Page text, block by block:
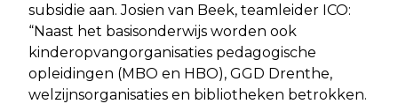
subsidie aan. Josien van Beek, teamleider ICO:
“Naast het basisonderwijs worden ook
kinderopvangorganisaties pedagogische
opleidingen (MBO en HBO), GGD Drenthe,
welzijnsorganisaties en bibliotheken betrokken.